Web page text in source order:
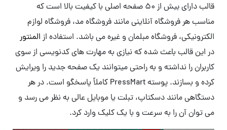
قالب دارای بیش از 50 صفحه اصلی با کیفیت بالا است که
مناسب هر فروشگاه آنلاینی مانند فروشگاه مد، فروشگاه لوازم
الکترونیکی، فروشگاه مبلمان و غیره می باشد. استفاده از المنتور
در این قالب باعث شده که نیازی به مهارت های کدنویسی از سوی
کاربران را نداشته و به راحتی میتوانند یک صفحه جدید را ویرایش
کرده و بسازند. پوسته PressMart کاملاً پاسخگو است. در هر
دستگاهی مانند دسکتاپ، تبلت یا موبایل عالی به نظر می رسد و
می توان آن را به سرعت و با یک کلیک وارد کرد.